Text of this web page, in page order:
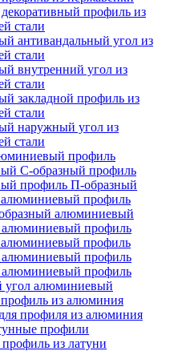
профиль из
стали
антивандальный угол из
стали
внутренний угол из
стали
закладной профиль из
стали
наружный угол из
стали
профиль
С-образный профиль
профиль П-образный
профиль
алюминиевый
профиль
профиль
алюминиевый профиль
алюминиевый профиль
угол алюминиевый
из алюминия
профиля из алюминия
профили
из латуни